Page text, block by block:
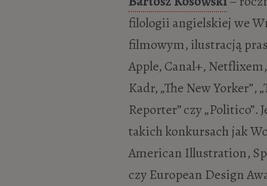
filologii angielskiej we
filmowym, ilustracją
Apple, Canal+,
Kadr, „The New Yorker”,
Reporter” czy
takich konkursach jak
American Illustration,
czy European Design